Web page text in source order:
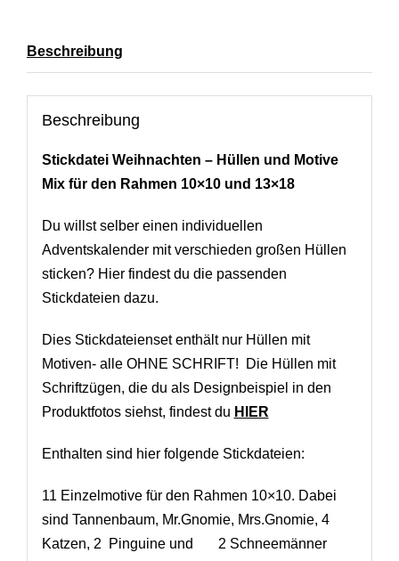
Beschreibung
Beschreibung
Stickdatei Weihnachten – Hüllen und Motive
Mix für den Rahmen 10×10 und 13×18
Du willst selber einen individuellen
Adventskalender mit verschieden großen Hüllen
sticken? Hier findest du die passenden
Stickdateien dazu.
Dies Stickdateienset enthält nur Hüllen mit
Motiven- alle OHNE SCHRIFT! Die Hüllen mit
Schriftzügen, die du als Designbeispiel in den
Produktfotos siehst, findest du HIER
Enthalten sind hier folgende Stickdateien:
11 Einzelmotive für den Rahmen 10×10. Dabei
sind Tannenbaum, Mr.Gnomie, Mrs.Gnomie, 4
Katzen, 2 Pinguine und 2 Schneemänner